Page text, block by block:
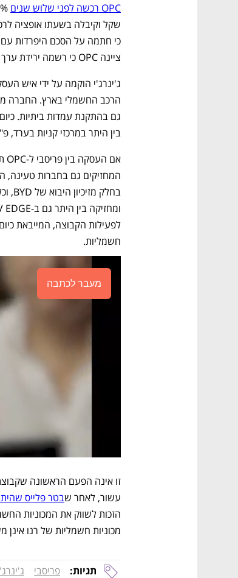
OPC רכשה לפני שלוש שנים
שקל וקיבלה בשעתו אופציה
ציינה OPC כי רשמה ירידת ערך של כ-25 מיליון שקל על ההשקעה בג'ינרג'י.
בין היתר במרכזי קניות בערד,
חשמליות.
מעבר לכתבה
עשור, לאחר שבטר פלייס
מכוניות חשמליות של רנו אינן
תגיות: פריסבי